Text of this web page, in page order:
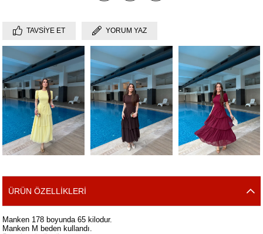
TAVSIYE ET YORUM YAZ
ÜRÜN ÖZELLIKLERI
Manken 178 boyunda 65 kilodur.
Manken M beden kullandı.